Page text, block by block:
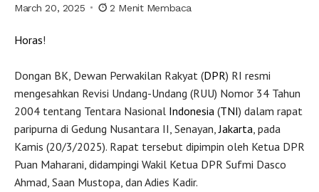
March 20, 2025 2 Menit Membaca
Horas!
Dongan BK, Dewan Perwakilan Rakyat (DPR) RI resmi
mengesahkan Revisi Undang-Undang (RUU) Nomor 34 Tahun
2004 tentang Tentara Nasional Indonesia (TNI) dalam rapat
paripurna di Gedung Nusantara II, Senayan,Jakarta , pada
Kamis (20/3/2025). Rapat tersebut dipimpin oleh Ketua DPR
Puan Maharani, didampingi Wakil Ketua DPR Sufmi Dasco
Ahmad, Saan Mustopa, dan Adies Kadir.